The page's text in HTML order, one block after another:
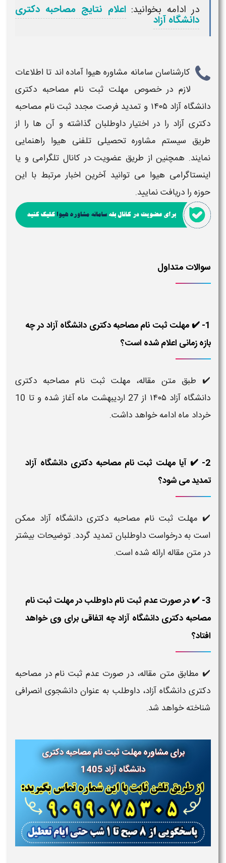
در ادامه بخوانید: اعلام نتایج مصاحبه دکتری
دانشگاه آزاد
کارشناسان سامانه مشاوره هیوا آماده اند تا اطلاعات
لازم در خصوص مهلت ثبت نام مصاحبه دکتری
دانشگاه آزاد ۱۴۰۵ و تمدید فرصت مجدد ثبت نام مصاحبه
دکتری آزاد را در اختیار داوطلبان گذاشته و آن ها را از
طریق سیستم مشاوره تحصیلی تلفنی هیوا راهنمایی
نمایند. همچنین از طریق عضویت در کانال تلگرامی و یا
اینستاگرامی هیوا می توانید آخرین اخبار مرتبط با این
حوزه را دریافتنمایید.
سوالات متداول
1- ✔️ مهلت ثبت نام مصاحبه دکتری دانشگاه آزاد در چه
بازه زمانی اعلام شده است؟
✔️ طبق متن مقاله، مهلت ثبت نام مصاحبه دکتری
دانشگاه آزاد ۱۴۰۵ از 27 اردیبهشت ماه آغاز شده و تا 10
خرداد ماه ادامه خواهد داشت.
2- ✔️ آیا مهلت ثبت نام مصاحبه دکتری دانشگاه آزاد
تمدید می شود؟
✔️ مهلت ثبت نام مصاحبه دکتری دانشگاه آزاد ممکن
است به درخواست داوطلبان تمدید گردد. توضیحات بیشتر
در متن مقاله ارائه شده است.
3- ✔️ در صورت عدم ثبت نام داوطلب در مهلت ثبت نام
مصاحبه دکتری دانشگاه آزاد چه اتفاقی برای وی خواهد
افتاد؟
✔️ مطابق متن مقاله، در صورت عدم ثبت نام در مصاحبه
دکتری دانشگاه آزاد، داوطلب به عنوان دانشجوی انصرافی
شناخته خواهد شد.
برای مشاوره مهلت ثبت نام مصاحبه دکتری
دانشگاه آزاد 1405